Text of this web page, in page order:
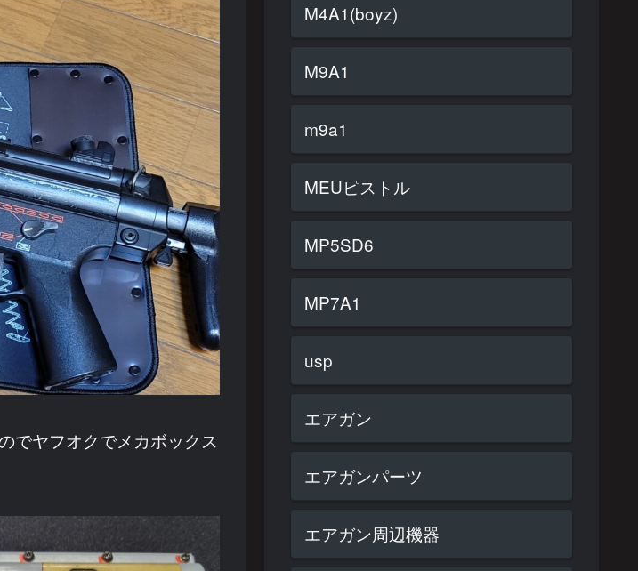
でヤフオクでメカボックス
M4A1(boyz)
M9A1
m9a1
MEUピストル
MP5SD6
MP7A1
usp
エアガン
エアガンパーツ
エアガン周辺機器